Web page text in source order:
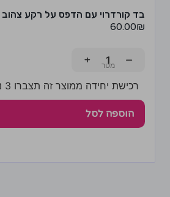
בד קורדרוי עם הדפס על רקע צהוב
60.00₪
−
+
רכישת יחידה ממוצר זה תצברו 3 נקודות!
הוספה לסל